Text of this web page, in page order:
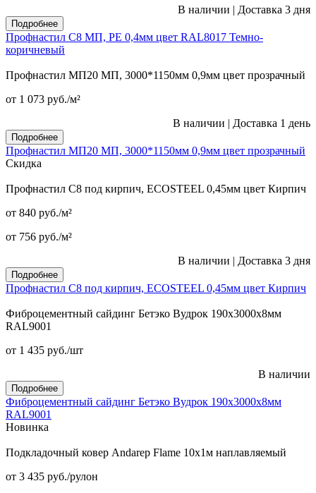
В наличии | Доставка 3 дня
Подробнее
Профнастил С8 МП, PE 0,4мм цвет RAL8017 Темно-
коричневый
Профнастил МП20 МП, 3000*1150мм 0,9мм цвет прозрачный
от 1 073 руб./м²
В наличии | Доставка 1 день
Подробнее
Профнастил МП20 МП, 3000*1150мм 0,9мм цвет прозрачный
Скидка
Профнастил С8 под кирпич, ECOSTEEL 0,45мм цвет Кирпич
от 840 руб./м²
от 756 руб./м²
В наличии | Доставка 3 дня
Подробнее
Профнастил С8 под кирпич, ECOSTEEL 0,45мм цвет Кирпич
Фиброцементный сайдинг Бетэко Вудрок 190х3000х8мм
RAL9001
от 1 435 руб./шт
В наличии
Подробнее
Фиброцементный сайдинг Бетэко Вудрок 190х3000х8мм
RAL9001
Новинка
Подкладочный ковер Andarep Flame 10х1м наплавляемый
от 3 435 руб./рулон